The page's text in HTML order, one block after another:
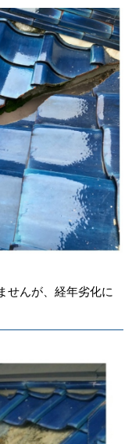
せんが、経年劣化に